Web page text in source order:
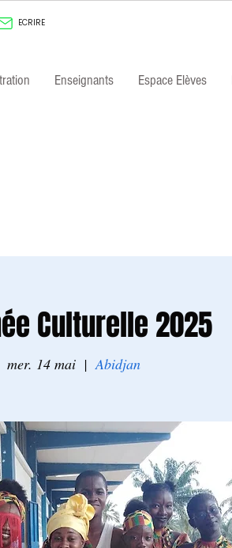
ECRIRE
Culturelle 2025
mer. 14 mai
  |
Abidjan
Enseignants Espace Elèves